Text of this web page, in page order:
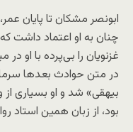
ابونصر مشکان تا پایان
چنان به او اعتماد داشت
غزنویان را بی‌پرده با او
در متن حوادث بعدها
بیهقی» شد و او بسیاری
بود، از زبان همین استاد